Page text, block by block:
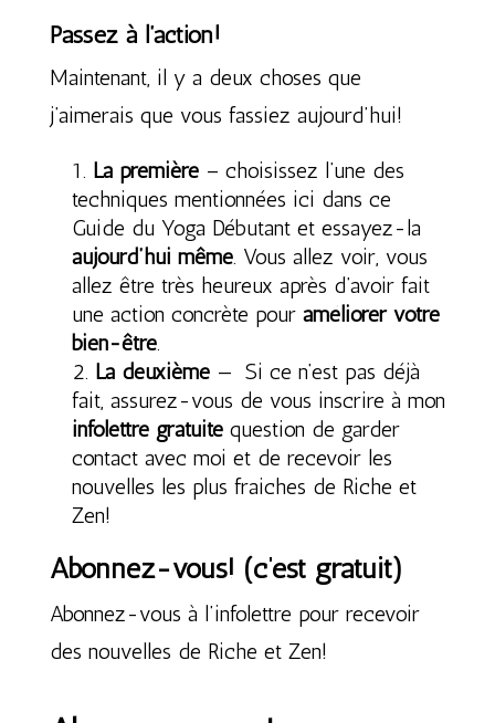
Passez à l’action!
Maintenant, il y a deux choses que
j’aimerais que vous fassiez aujourd’hui!
La première– choisissez l’une des
techniques mentionnées ici dans ce
Guide du Yoga Débutant et essayez-la
aujourd’hui même. Vous allez voir, vous
allez être très heureux après d’avoir fait
une action concrète pour améliorer votre
bien-être.
La deuxième— Si ce n’est pas déjà
fait, assurez-vous de vous inscrire à mon
infolettre gratuitequestion de garder
contact avec moi et de recevoir les
nouvelles les plus fraiches de Riche et
Zen!
Abonnez-vous! (c’est gratuit)
Abonnez-vous à l’infolettre pour recevoir
des nouvelles de Riche et Zen!